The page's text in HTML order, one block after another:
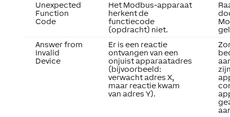
Unexpected
Function
Code
Het Modbus-apparaat
herkent de
functiecode
(opdracht) niet.
Answer from
Invalid
Device
Er is een reactie
ontvangen van een
onjuist apparaatadres
(bijvoorbeeld:
verwacht adres X,
maar reactie kwam
van adres Y).